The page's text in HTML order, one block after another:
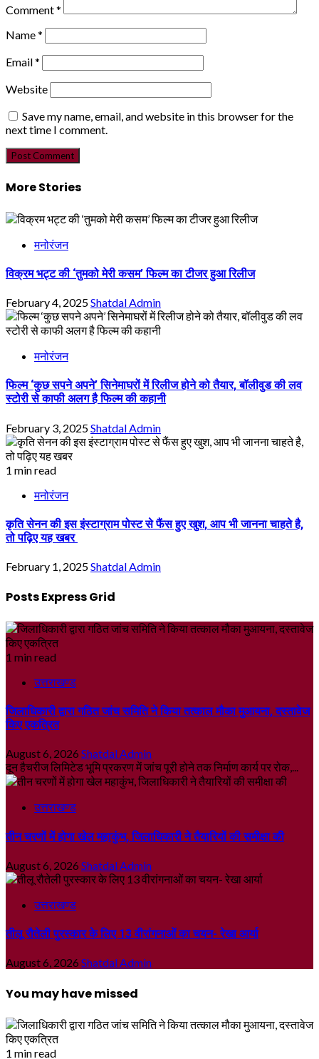
Comment*
Name*
Email*
Website
Save my name, email, and website in this browser for the
next time I comment.
More Stories
मनोरंजन
विक्रम भट्ट की ‘तुमको मेरी कसम’ फिल्म का टीजर हुआ रिलीज
February 4, 2025Shatdal Admin
मनोरंजन
फिल्म ‘कुछ सपने अपने’ सिनेमाघरों में रिलीज होने को तैयार, बॉलीवुड की लव
स्टोरी से काफी अलग है फिल्म की कहानी
February 3, 2025Shatdal Admin
1 min read
मनोरंजन
कृति सेनन की इस इंस्टाग्राम पोस्ट से फैंस हुए खुश, आप भी जानना चाहते है,
तो पढ़िए यह खबर
February 1, 2025Shatdal Admin
Posts Express Grid
1 min read
उत्तराखण्ड
जिलाधिकारी द्वारा गठित जांच समिति ने किया तत्काल मौका मुआयना, दस्तावेज
किए एकत्रित
August 6, 2026 Shatdal Admin
दून हैचरीज लिमिटेड भूमि प्रकरण में जांच पूरी होने तक निर्माण कार्य पर रोक,...
उत्तराखण्ड
तीन चरणों में होगा खेल महाकुंभ, जिलाधिकारी ने तैयारियों की समीक्षा की
August 6, 2026 Shatdal Admin
उत्तराखण्ड
तीलू रौतेली पुरस्कार के लिए 13 वीरांगनाओं का चयन- रेखा आर्या
August 6, 2026 Shatdal Admin
You may have missed
1 min read